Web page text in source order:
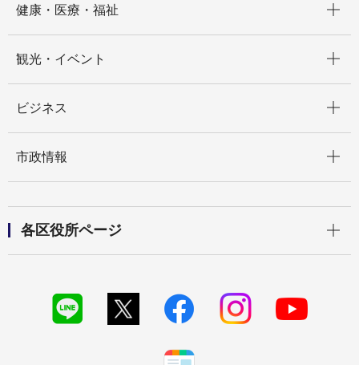
健康・医療・福祉
観光・イベント
ビジネス
市政情報
各区役所ページ